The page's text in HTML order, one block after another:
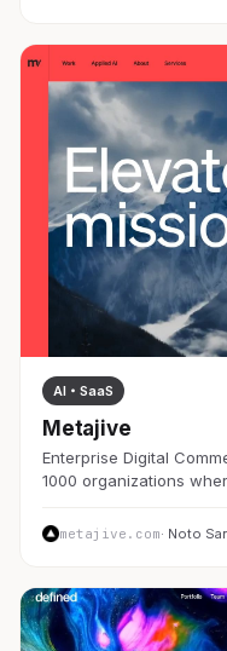
AI・SaaS
Metajive
Enterprise Digital
1000 organizations
metajive.com· Noto